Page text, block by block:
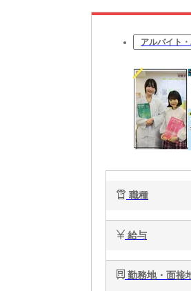
アルバイト
職種
給与
勤務地・面接